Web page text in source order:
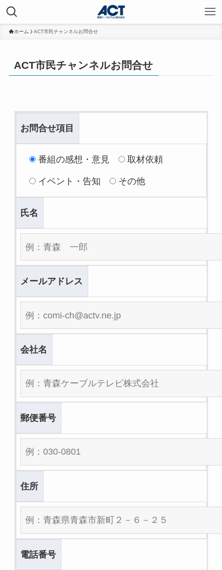
ホーム ACT市民チャンネルお問合せ
ACT市民チャンネルお問合せ
お問合せ項目
番組の感想・意見 取材依頼
イベント・告知 その他
氏名
メールアドレス
会社名
郵便番号
住所
電話番号